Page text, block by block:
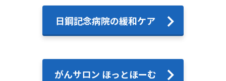
日鋼記念病院の緩和ケア
がんサロン ほっとほーむ